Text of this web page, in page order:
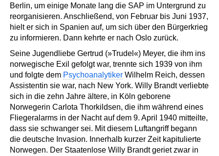
Berlin, um einige Monate lang die SAP im Untergrund zu
reorganisieren. Anschließend, von Februar bis Juni 1937,
hielt er sich in Spanien auf, um sich über den Bürgerkrieg
zu informieren. Dann kehrte er nach Oslo zurück.
Seine Jugendliebe Gertrud (»Trudel«) Meyer, die ihm ins
norwegische Exil gefolgt war, trennte sich 1939 von ihm
und folgte dem Psychoanalytiker Wilhelm Reich, dessen
Assistentin sie war, nach New York. Willy Brandt verliebte
sich in die zehn Jahre ältere, in Köln geborene
Norwegerin Carlota Thorkildsen, die ihm während eines
Fliegeralarms in der Nacht auf dem 9. April 1940 mitteilte,
dass sie schwanger sei. Mit diesem Luftangriff begann
die deutsche Invasion. Innerhalb kurzer Zeit kapitulierte
Norwegen. Der Staatenlose Willy Brandt geriet zwar in